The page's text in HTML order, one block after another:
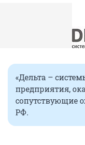
«Дельта –
предприятия,
сопутствующие
РФ.